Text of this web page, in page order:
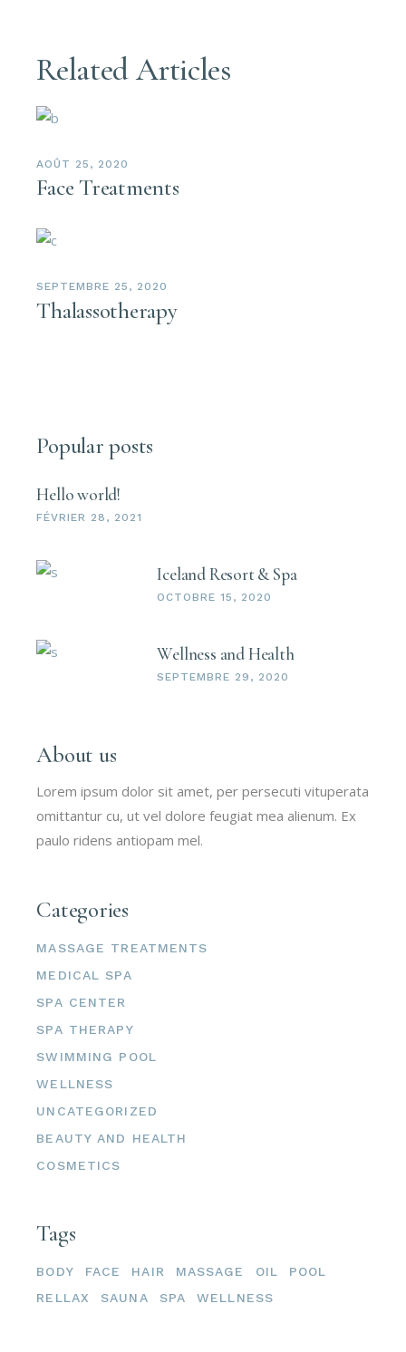
Related Articles
AOÛT 25, 2020
Face Treatments
SEPTEMBRE 25, 2020
Thalassotherapy
Popular posts
Hello world!
FÉVRIER 28, 2021
Iceland Resort & Spa
OCTOBRE 15, 2020
Wellness and Health
SEPTEMBRE 29, 2020
About us
Lorem ipsum dolor sit amet, per persecuti vituperata
omittantur cu, ut vel dolore feugiat mea alienum. Ex
paulo ridens antiopam mel.
Categories
MASSAGE TREATMENTS
MEDICAL SPA
SPA CENTER
SPA THERAPY
SWIMMING POOL
WELLNESS
UNCATEGORIZED
BEAUTY AND HEALTH
COSMETICS
Tags
BODY FACE HAIR MASSAGE OIL
POOL
RELLAX
SAUNA SPA WELLNESS